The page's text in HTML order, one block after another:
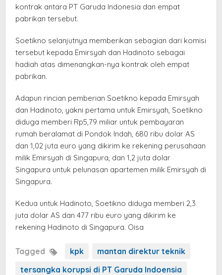
kontrak antara PT Garuda Indonesia dan empat
pabrikan tersebut.
Soetikno selanjutnya memberikan sebagian dari komisi
tersebut kepada Emirsyah dan Hadinoto sebagai
hadiah atas dimenangkan-nya kontrak oleh empat
pabrikan.
Adapun rincian pemberian Soetikno kepada Emirsyah
dan Hadinoto, yakni pertama untuk Emirsyah, Soetikno
diduga memberi Rp5,79 miliar untuk pembayaran
rumah beralamat di Pondok Indah, 680 ribu dolar AS
dan 1,02 juta euro yang dikirim ke rekening perusahaan
milik Emirsyah di Singapura, dan 1,2 juta dolar
Singapura untuk pelunasan apartemen milik Emirsyah di
Singapura.
Kedua untuk Hadinoto, Soetikno diduga memberi 2,3
juta dolar AS dan 477 ribu euro yang dikirim ke
rekening Hadinoto di Singapura. Oisa
Tagged kpk
mantan direktur teknik
tersangka korupsi di PT Garuda Indoensia